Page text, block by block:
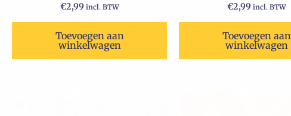
€2,99 incl. BTW
Toevoegen aan
winkelwagen
€2,99 incl. BTW
Toevoegen aan
winkelwagen